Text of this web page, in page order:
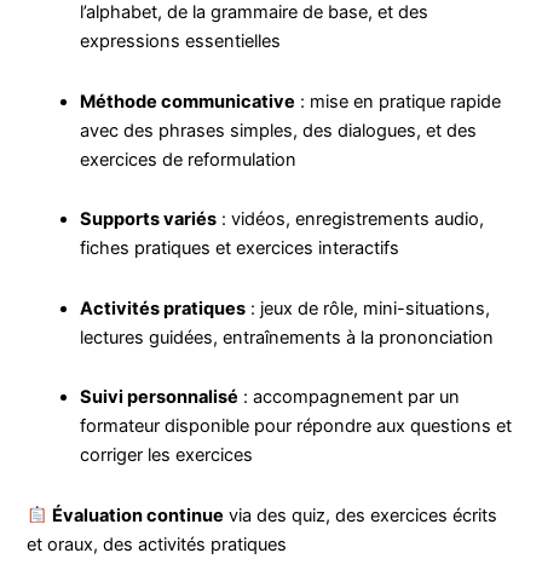
l’alphabet, de la grammaire de base, et des
expressions essentielles
Méthode communicative : mise en pratique rapide
avec des phrases simples, des dialogues, et des
exercices de reformulation
Supports variés : vidéos, enregistrements audio,
fiches pratiques et exercices interactifs
Activités pratiques : jeux de rôle, mini-situations,
lectures guidées, entraînements à la prononciation
Suivi personnalisé : accompagnement par un
formateur disponible pour répondre aux questions et
corriger les exercices
Évaluation continue via des quiz, des exercices écrits
et oraux, des activités pratiques